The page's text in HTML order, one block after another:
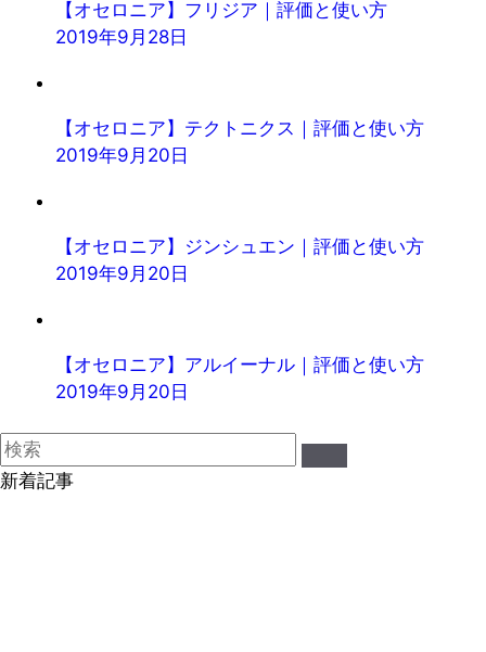
【オセロニア】フリジア｜評価と使い方
2019年9月28日
【オセロニア】テクトニクス｜評価と使い方
2019年9月20日
【オセロニア】ジンシュエン｜評価と使い方
2019年9月20日
【オセロニア】アルイーナル｜評価と使い方
2019年9月20日
新着記事